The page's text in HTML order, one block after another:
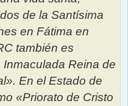
de la Santísima
en Fátima en
también es
Reina de
En el Estado de
«Priorato de Cristo